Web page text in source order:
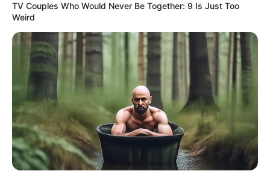
Quem tem vidros de papinha em casa pode
utilizá-los para fazer lindaslembrancinhas de
festa junina . Depois de esterilizados em água
fervente, e devidamente secos, basta enchê-los
com doces pastosos, como brigadeiro e doce de
leite.
TV Couples Who Would Never Be Together: 9 Is Just Too
Weird